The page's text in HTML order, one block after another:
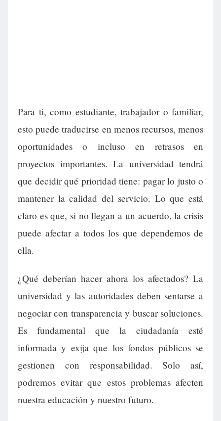
Para ti, como estudiante, trabajador o familiar,
esto puede traducirse en menos recursos, menos
oportunidades o incluso en retrasos en
proyectos importantes. La universidad tendrá
que decidir qué prioridad tiene: pagar lo justo o
mantener la calidad del servicio. Lo que está
claro es que, si no llegan a un acuerdo, la crisis
puede afectar a todos los que dependemos de
ella.
¿Qué deberían hacer ahora los afectados? La
universidad y las autoridades deben sentarse a
negociar con transparencia y buscar soluciones.
Es fundamental que la ciudadanía esté
informada y exija que los fondos públicos se
gestionen con responsabilidad. Solo así,
podremos evitar que estos problemas afecten
nuestra educación y nuestro futuro.